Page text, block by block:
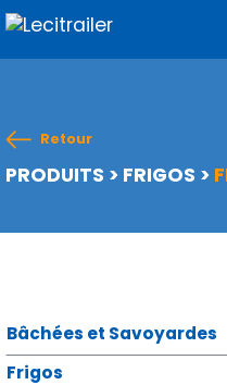
Retour
PRODUITS > FRIGOS >
Bâchées et Savoyardes
Frigos